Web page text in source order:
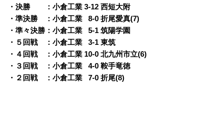
・決勝 ：小倉工業 3-12 西短大附
・準決勝 ：小倉工業
08-0 折尾愛真(7)
・準々決勝：小倉工業
05-1 筑陽学園
・５回戦 ：小倉工業
03-1 東筑
・４回戦 ：小倉工業 10-0 北九州市立(6)
・３回戦 ：小倉工業
04-0 鞍手竜徳
・２回戦 ：小倉工業
07-0 折尾(8)